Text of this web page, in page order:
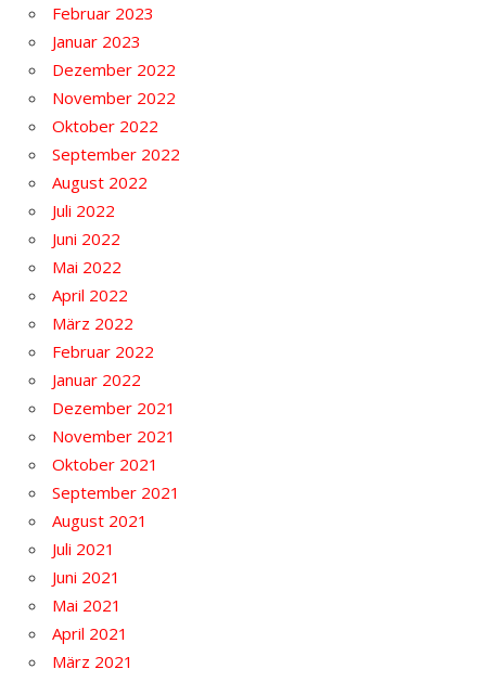
Februar 2023
Januar 2023
Dezember 2022
November 2022
Oktober 2022
September 2022
August 2022
Juli 2022
Juni 2022
Mai 2022
April 2022
März 2022
Februar 2022
Januar 2022
Dezember 2021
November 2021
Oktober 2021
September 2021
August 2021
Juli 2021
Juni 2021
Mai 2021
April 2021
März 2021